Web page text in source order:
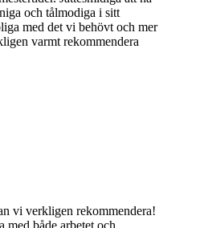
och tålmodiga i sitt
med det vi behövt och mer
varmt rekommendera
vi verkligen rekommendera!
med både arbetet och